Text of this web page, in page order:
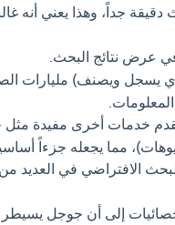
جداً، وهذا يعني أنه
عرض نتائج البحث.
ويصنف) مليارات
خدمات أخرى مفيدة مثل
مما يجعله جزءاً
الافتراضي في العديد من